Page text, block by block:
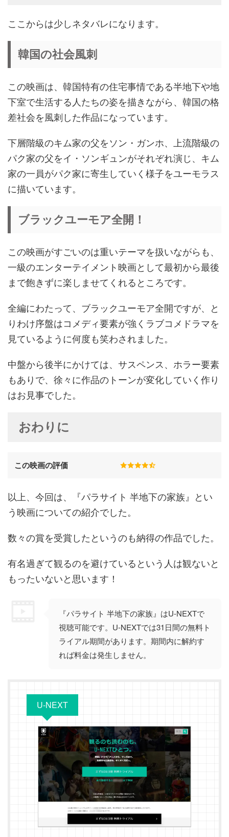
ここからは少しネタバレになります。
韓国の社会風刺
この映画は、韓国特有の住宅事情である半地下や地
下室で生活する人たちの姿を描きながら、韓国の格
差社会を風刺した作品になっています。
下層階級のキム家の父をソン・ガンホ、上流階級の
パク家の父をイ・ソンギュンがそれぞれ演じ、キム
家の一員がパク家に寄生していく様子をユーモラス
に描いています。
ブラックユーモア全開！
この映画がすごいのは重いテーマを扱いながらも、
一級のエンターテイメント映画として最初から最後
まで飽きずに楽しませてくれるところです。
全編にわたって、ブラックユーモア全開ですが、と
りわけ序盤はコメディ要素が強くラブコメドラマを
見ているように何度も笑わされました。
中盤から後半にかけては、サスペンス、ホラー要素
もありで、徐々に作品のトーンが変化していく作り
はお見事でした。
おわりに
この映画の評価
以上、今回は、『パラサイト 半地下の家族』とい
う映画についての紹介でした。
数々の賞を受賞したというのも納得の作品でした。
有名過ぎて観るのを避けているという人は観ないと
もったいないと思います！
『パラサイト 半地下の家族』はU-NEXTで
視聴可能です。U-NEXTでは31日間の無料ト
ライアル期間があります。期間内に解約す
れば料金は発生しません。
U-NEXT